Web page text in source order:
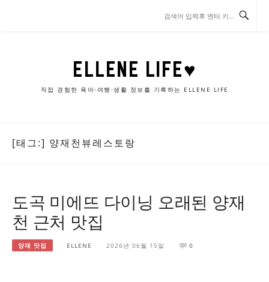
ELLENE LIFE♥
직접 경험한 육아·여행·생활 정보를 기록하는 ELLENE LIFE
[태그:] 양재천뷰레스토랑
도곡 미에뜨 다이닝 오래된 양재
천 근처 맛집
양재 맛집 ELLENE 2026년 06월 15일 0